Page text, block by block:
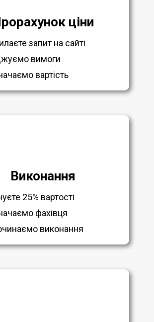
ціни
запит на сайті
вимоги
вартість
Виконання
25% вартості
фахівця
виконання